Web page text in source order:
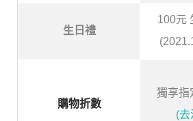
生日禮
100元
購物折數
獨享指
(去